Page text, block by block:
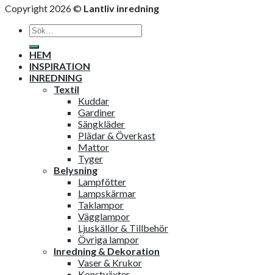
Copyright 2026 © Lantliv inredning
Sök
efter:
HEM
INSPIRATION
INREDNING
Textil
Kuddar
Gardiner
Sängkläder
Plädar & Överkast
Mattor
Tyger
Belysning
Lampfötter
Lampskärmar
Taklampor
Vägglampor
Ljuskällor & Tillbehör
Övriga lampor
Inredning & Dekoration
Vaser & Krukor